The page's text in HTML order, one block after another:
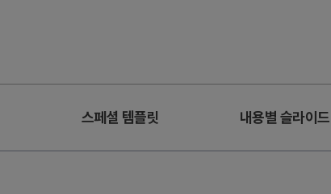
스페셜 템플릿 내용별 슬라이드